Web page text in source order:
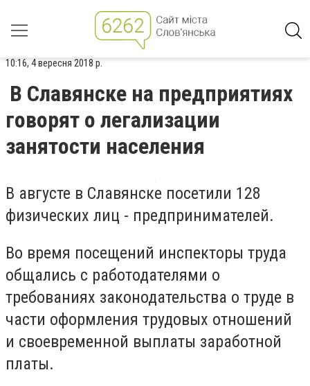
10:16, 4 вересня 2018 р.
В Славянске на предприятиях
говорят о легализации
занятости населения
В августе в Славянске посетили 128
физических лиц - предпринимателей.
Во время посещений инспекторы труда
общались с работодателями о
требованиях законодательства о труде в
части оформления трудовых отношений
и своевременной выплаты заработной
платы.